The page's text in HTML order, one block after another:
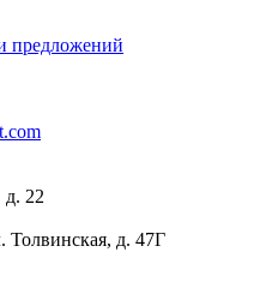
предложений
22
Толвинская, д. 47Г